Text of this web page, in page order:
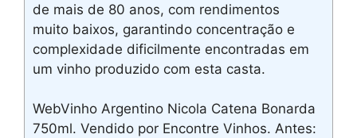
de mais de 80 anos, com rendimentos
muito baixos, garantindo concentração e
complexidade dificilmente encontradas em
um vinho produzido com esta casta.
WebVinho Argentino Nicola Catena Bonarda
750ml. Vendido por Encontre Vinhos. Antes: